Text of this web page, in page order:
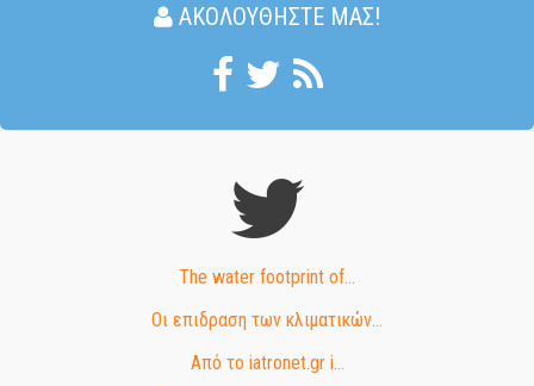
ΑΚΟΛΟΥΘΉΣΤΕ ΜΑΣ!
The water footprint of...
Οι επιδραση των κλιματικών...
Από το iatronet.gr i...